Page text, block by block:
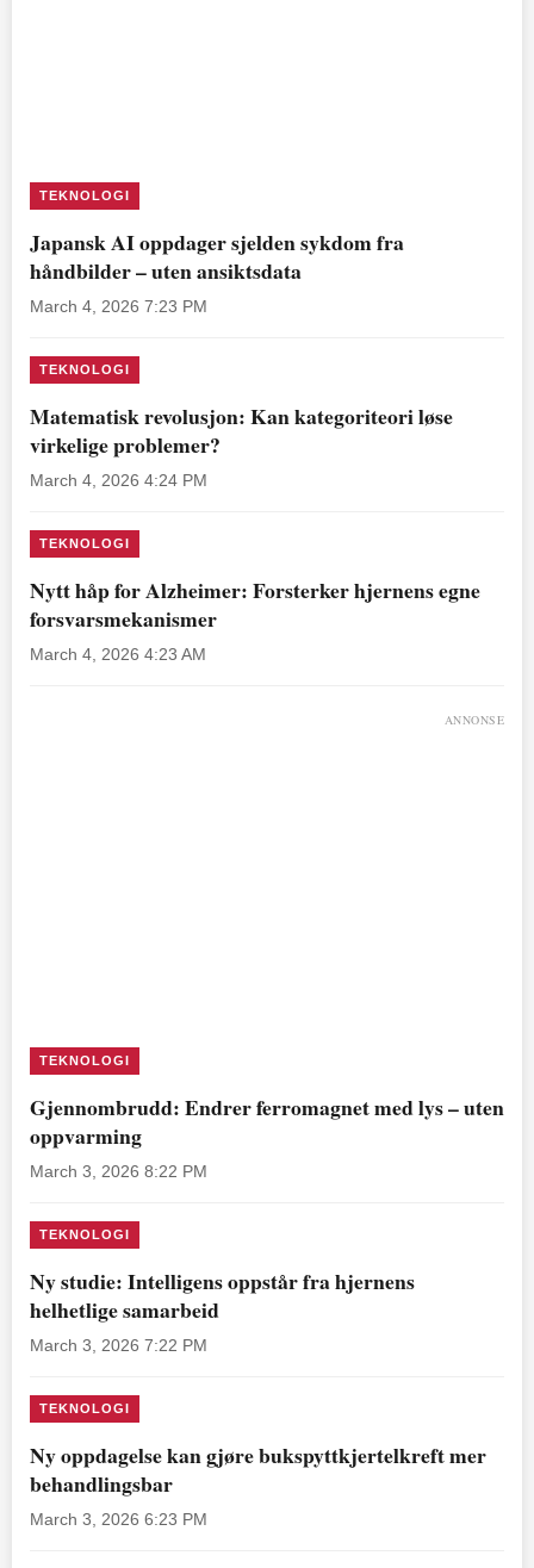
TEKNOLOGI
Japansk AI oppdager sjelden sykdom fra
håndbilder – uten ansiktsdata
March 4, 2026 7:23 PM
TEKNOLOGI
Matematisk revolusjon: Kan kategoriteori løse
virkelige problemer?
March 4, 2026 4:24 PM
TEKNOLOGI
Nytt håp for Alzheimer: Forsterker hjernens egne
forsvarsmekanismer
March 4, 2026 4:23 AM
ANNONSE
TEKNOLOGI
Gjennombrudd: Endrer ferromagnet med lys – uten
oppvarming
March 3, 2026 8:22 PM
TEKNOLOGI
Ny studie: Intelligens oppstår fra hjernens
helhetlige samarbeid
March 3, 2026 7:22 PM
TEKNOLOGI
Ny oppdagelse kan gjøre bukspyttkjertelkreft mer
behandlingsbar
March 3, 2026 6:23 PM